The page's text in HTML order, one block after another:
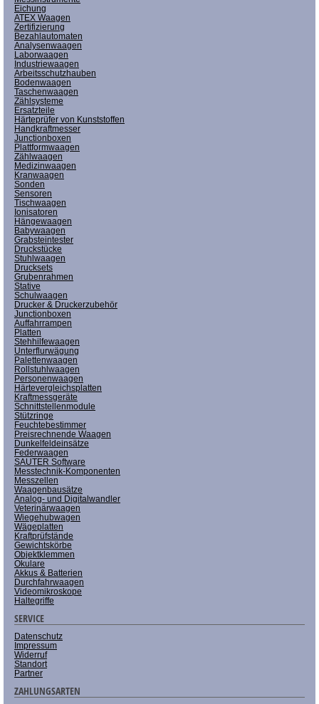
Eichung
ATEX Waagen
Zertifizierung
Bezahlautomaten
Analysenwaagen
Laborwaagen
Industriewaagen
Arbeitsschutzhauben
Bodenwaagen
Taschenwaagen
Zählsysteme
Ersatzteile
Härteprüfer von Kunststoffen
Handkraftmesser
Junctionboxen
Plattformwaagen
Zählwaagen
Medizinwaagen
Kranwaagen
Sonden
Sensoren
Tischwaagen
Ionisatoren
Hängewaagen
Babywaagen
Grabsteintester
Druckstücke
Stuhlwaagen
Drucksets
Grubenrahmen
Stative
Schulwaagen
Drucker & Druckerzubehör
Junctionboxen
Auffahrrampen
Platten
Stehhilfewaagen
Unterflurwägung
Palettenwaagen
Rollstuhlwaagen
Personenwaagen
Härtevergleichsplatten
Kraftmessgeräte
Schnittstellenmodule
Stützringe
Feuchtebestimmer
Preisrechnende Waagen
Dunkelfeldeinsätze
Federwaagen
SAUTER Software
Messtechnik-Komponenten
Messzellen
Waagenbausätze
Analog- und Digitalwandler
Veterinärwaagen
Wiegehubwagen
Wägeplatten
Kraftprüfstände
Gewichtskörbe
Objektklemmen
Okulare
Akkus & Batterien
Durchfahrwaagen
Videomikroskope
Haltegriffe
SERVICE
Datenschutz
Impressum
Widerruf
Standort
Partner
ZAHLUNGSARTEN